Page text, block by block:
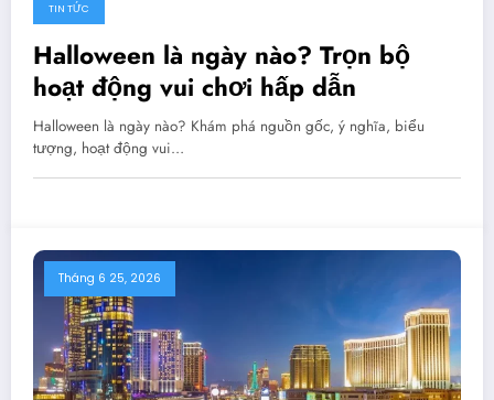
TIN TỨC
Halloween là ngày nào? Trọn bộ
hoạt động vui chơi hấp dẫn
Halloween là ngày nào? Khám phá nguồn gốc, ý nghĩa, biểu
tượng, hoạt động vui…
Tháng 6 25, 2026